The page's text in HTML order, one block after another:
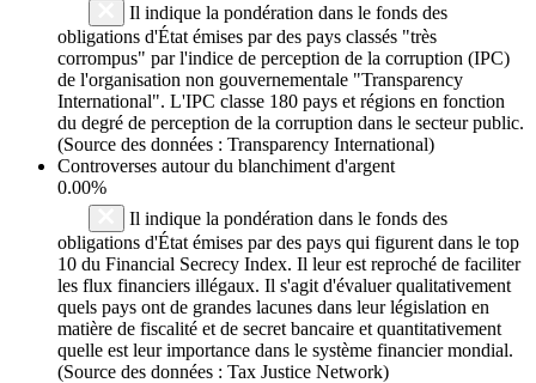
Il indique la pondération dans le fonds des
obligations d'État émises par des pays classés "très
corrompus" par l'indice de perception de la corruption (IPC)
de l'organisation non gouvernementale "Transparency
International". L'IPC classe 180 pays et régions en fonction
du degré de perception de la corruption dans le secteur public.
(Source des données : Transparency International)
Controverses autour du blanchiment d'argent
0.00%
Il indique la pondération dans le fonds des
obligations d'État émises par des pays qui figurent dans le top
10 du Financial Secrecy Index. Il leur est reproché de faciliter
les flux financiers illégaux. Il s'agit d'évaluer qualitativement
quels pays ont de grandes lacunes dans leur législation en
matière de fiscalité et de secret bancaire et quantitativement
quelle est leur importance dans le système financier mondial.
(Source des données : Tax Justice Network)